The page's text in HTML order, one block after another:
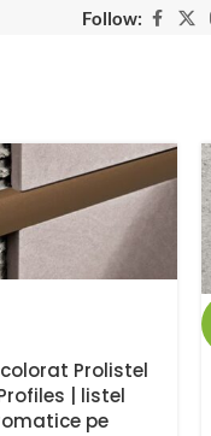
Follow:
Prolistel
| listel
pe